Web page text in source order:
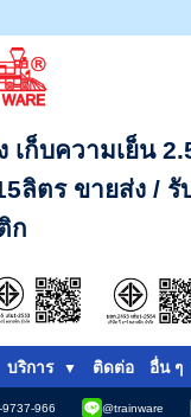
เก็บความเย็น
ลิตร ขายส่ง / รั
ก
บริการ ติดต่อ อื่น ๆ
966 @trainware